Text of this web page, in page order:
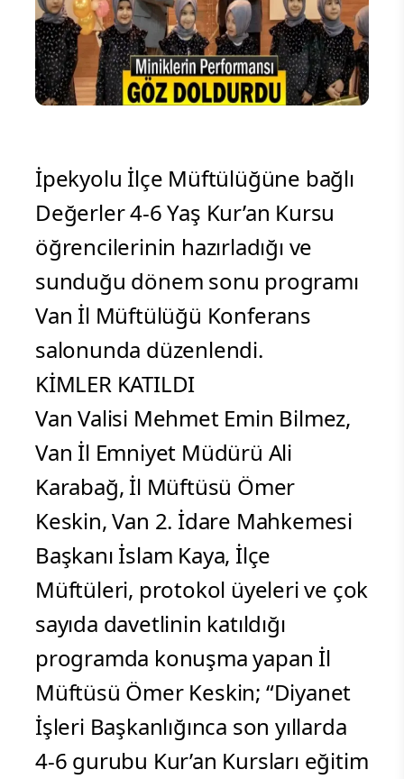
İpekyolu İlçe Müftülüğüne bağlı
Değerler 4-6 Yaş Kur’an Kursu
öğrencilerinin hazırladığı ve
sunduğu dönem sonu programı
Van İl Müftülüğü Konferans
salonunda düzenlendi.
KİMLER KATILDI
Van Valisi Mehmet Emin Bilmez,
Van İl Emniyet Müdürü Ali
Karabağ, İl Müftüsü Ömer
Keskin, Van 2. İdare Mahkemesi
Başkanı İslam Kaya, İlçe
Müftüleri, protokol üyeleri ve çok
sayıda davetlinin katıldığı
programda konuşma yapan İl
Müftüsü Ömer Keskin; “Diyanet
İşleri Başkanlığınca son yıllarda
4-6 gurubu Kur’an Kursları eğitim